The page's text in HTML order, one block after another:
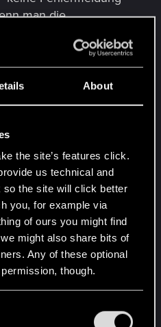
About
the site’s features click.
us technical and
so the site will click better
you, for example via
of ours you might find
might also share bits of
Any of these optional
though.
regarding them in the
man die
Gazelle Twin und Trash
deaktiviert, wenn die
geschützte Musik
ist.
wenn Raytracing
Liberty vorbestellt
Sport R-7
werden ihn jetzt
und Änderungen
von Sätzen, in
ihren ursprünglichen